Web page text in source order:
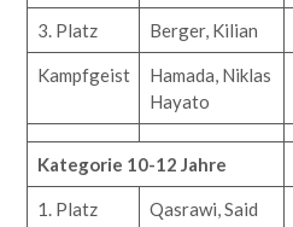
3. Platz Berger, Kilian
Kampfgeist
Hamada, Niklas
Hayato
Kategorie 10-12 Jahre
1. Platz Qasrawi, Said